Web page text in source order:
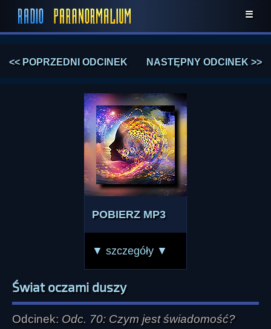
☰
<< POPRZEDNI ODCINEK NASTĘPNY ODCINEK >>
POBIERZ MP3
▼ szczegóły ▼
Świat oczami duszy
Odcinek: Odc. 70: Czym jest świadomość?